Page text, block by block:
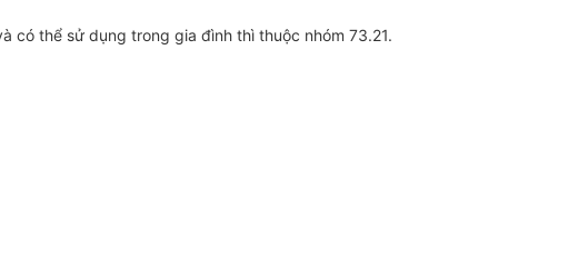
có thể sử dụng trong gia đình thì thuộc nhóm 73.21.